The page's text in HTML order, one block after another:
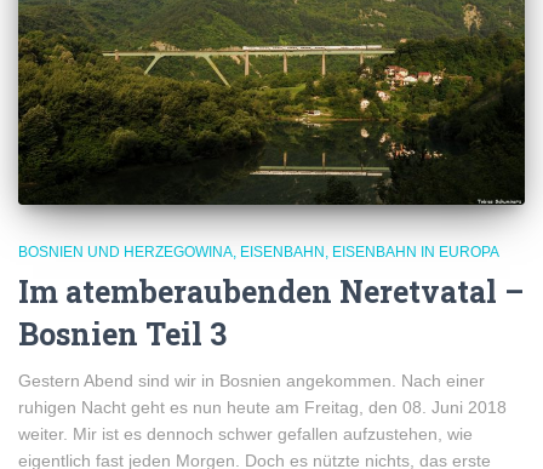
BOSNIEN UND HERZEGOWINA EISENBAHN EISENBAHN IN EUROPA
Im atemberaubenden Neretvatal –
Bosnien Teil 3
Gestern Abend sind wir in Bosnien angekommen. Nach einer
ruhigen Nacht geht es nun heute am Freitag, den 08. Juni 2018
weiter. Mir ist es dennoch schwer gefallen aufzustehen, wie
eigentlich fast jeden Morgen. Doch es nützte nichts, das erste